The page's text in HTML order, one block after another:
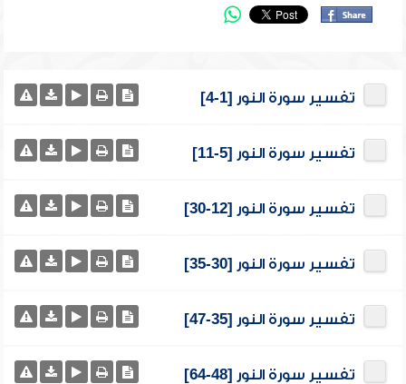
تفسير سورة النور [1-4]
تفسير سورة النور [5-11]
تفسير سورة النور [12-30]
تفسير سورة النور [30-35]
تفسير سورة النور [35-47]
تفسير سورة النور [48-64]